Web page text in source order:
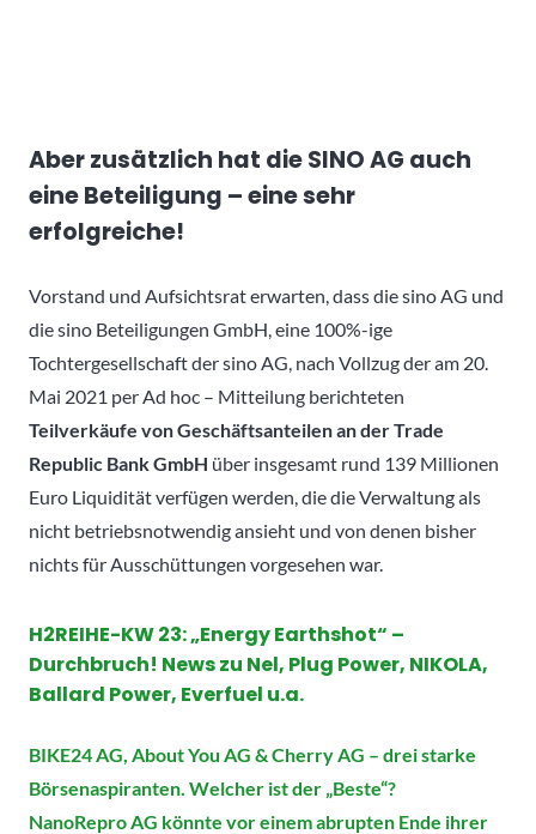
Aber zusätzlich hat die SINO AG auch
eine Beteiligung – eine sehr
erfolgreiche!
Vorstand und Aufsichtsrat erwarten, dass die sino AG und
die sino Beteiligungen GmbH, eine 100%-ige
Tochtergesellschaft der sino AG, nach Vollzug der am 20.
Mai 2021 per Ad hoc – Mitteilung berichteten
Teilverkäufe von Geschäftsanteilen an der Trade
Republic Bank GmbH über insgesamt rund 139 Millionen
Euro Liquidität verfügen werden, die die Verwaltung als
nicht betriebsnotwendig ansieht und von denen bisher
nichts für Ausschüttungen vorgesehen war.
H2REIHE-KW 23: „Energy Earthshot“ –
Durchbruch! News zu Nel, Plug Power, NIKOLA,
Ballard Power, Everfuel u.a.
BIKE24 AG, About You AG & Cherry AG – drei starke
Börsenaspiranten. Welcher ist der „Beste“?
NanoRepro AG könnte vor einem abrupten Ende ihrer